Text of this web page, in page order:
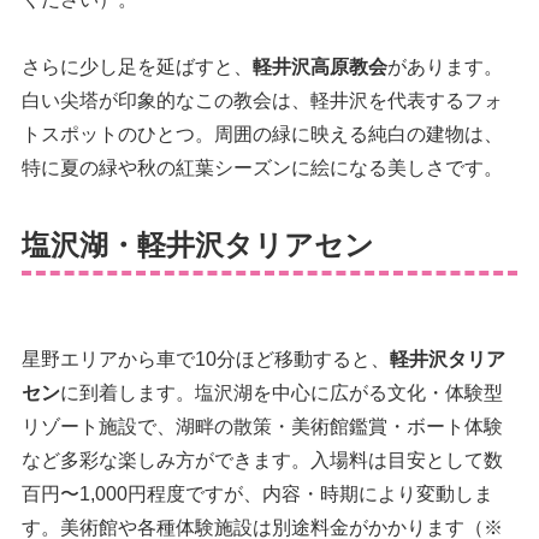
さらに少し足を延ばすと、 軽井沢高原教会があります。
白い尖塔が印象的なこの教会は、軽井沢を代表するフォ
トスポットのひとつ。周囲の緑に映える純白の建物は、
特に夏の緑や秋の紅葉シーズンに絵になる美しさです。
塩沢湖・軽井沢タリアセン
星野エリアから車で10分ほど移動すると、 軽井沢タリア
センに到着します。塩沢湖を中心に広がる文化・体験型
リゾート施設で、湖畔の散策・美術館鑑賞・ボート体験
など多彩な楽しみ方ができます。入場料は目安として数
百円〜1,000円程度ですが、内容・時期により変動しま
す。美術館や各種体験施設は別途料金がかかります（※